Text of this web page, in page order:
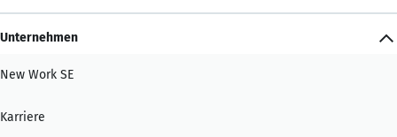
Unternehmen
New Work SE
Karriere